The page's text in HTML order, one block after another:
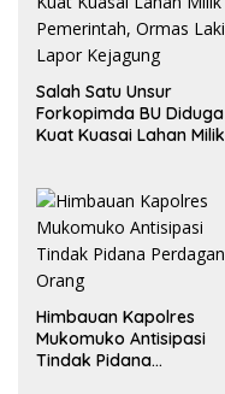
Salah Satu Unsur
Forkopimda BU Diduga
Kuat Kuasai Lahan Milik
Himbauan Kapolres
Mukomuko Antisipasi
Tindak Pidana